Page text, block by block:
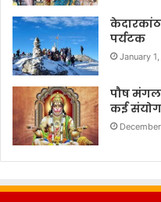
पर्यटक
January
पौष
कई संयोग